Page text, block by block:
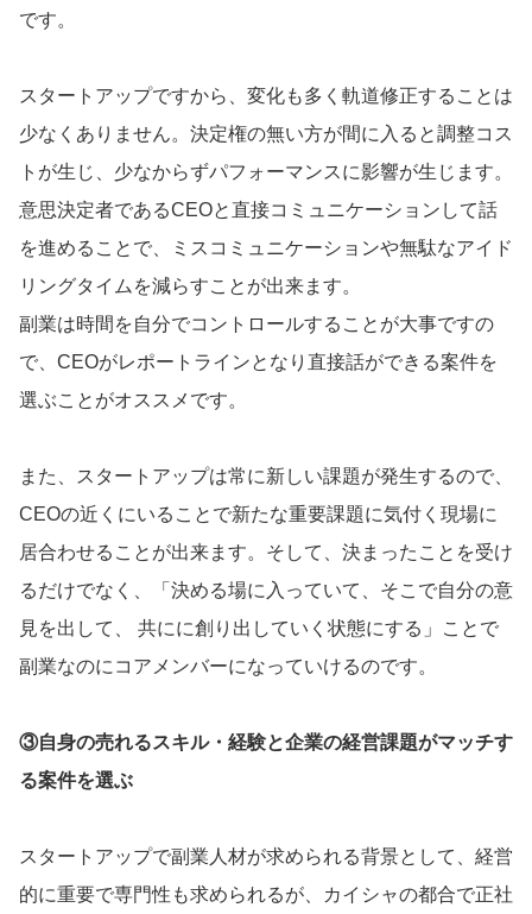
です。
スタートアップですから、変化も多く軌道修正することは
少なくありません。決定権の無い方が間に入ると調整コス
トが生じ、少なからずパフォーマンスに影響が生じます。
意思決定者であるCEOと直接コミュニケーションして話
を進めることで、ミスコミュニケーションや無駄なアイド
リングタイムを減らすことが出来ます。
副業は時間を自分でコントロールすることが大事ですの
で、CEOがレポートラインとなり直接話ができる案件を
選ぶことがオススメです。
また、スタートアップは常に新しい課題が発生するので、
CEOの近くにいることで新たな重要課題に気付く現場に
居合わせることが出来ます。そして、決まったことを受け
るだけでなく、「決める場に入っていて、そこで自分の意
見を出して、 共にに創り出していく状態にする」ことで
副業なのにコアメンバーになっていけるのです。
③自身の売れるスキル・経験と企業の経営課題がマッチす
る案件を選ぶ
スタートアップで副業人材が求められる背景として、経営
的に重要で専門性も求められるが、カイシャの都合で正社